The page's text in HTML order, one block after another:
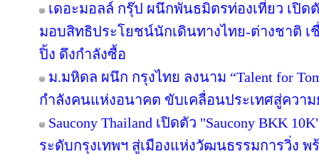
เดอะมอลล์ กรุ๊ป ผนึกพันธมิตรท่องเที่ยว เปิดตั
มอบสิทธิประโยชน์นักเดินทางไทย-ต่างชาติ เ
ปิ้ง ดึงกำลังซื้อ
ม.มหิดล ผนึก กรุงไทย ลงนาม “Talent for
กำลังคนแห่งอนาคต ขับเคลื่อนประเทศสู่ควา
Saucony Thailand เปิดตัว "Saucony BKK
ระดับกรุงเทพฯ สู่เมืองแห่งวัฒนธรรมการวิ่ง พ